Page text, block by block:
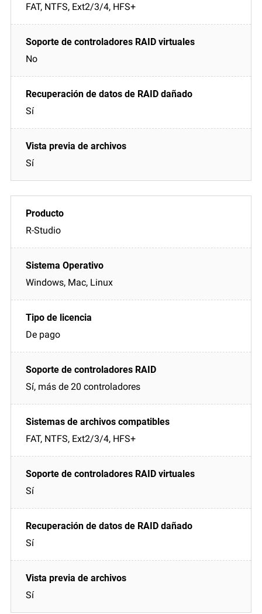
FAT, NTFS, Ext2/3/4, HFS+
No
Sí
Sí
R-Studio
Windows, Mac, Linux
De pago
Sí, más de 20 controladores
FAT, NTFS, Ext2/3/4, HFS+
Sí
Sí
Sí